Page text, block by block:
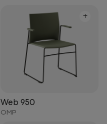
+
Web 950
OMP